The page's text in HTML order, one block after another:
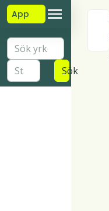
App
Sök